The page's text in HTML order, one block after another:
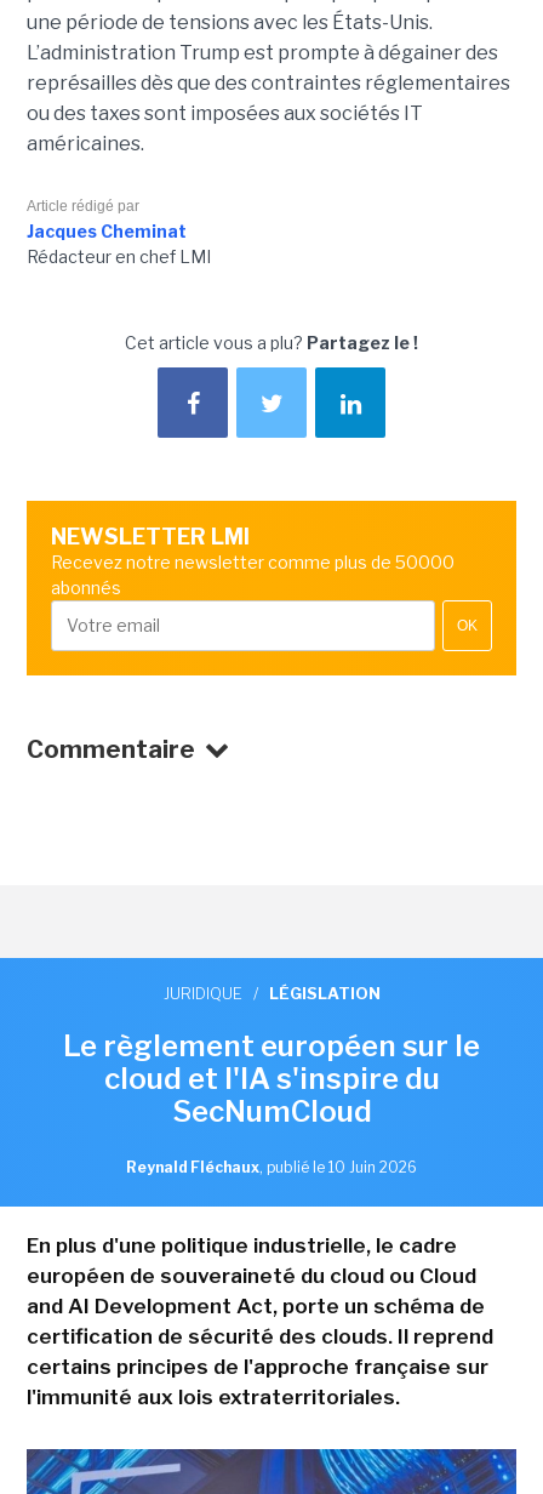
une période de tensions avec les États-Unis.
L’administration Trump est prompte à dégainer des
représailles dès que des contraintes réglementaires
ou des taxes sont imposées aux sociétés IT
américaines.
Article rédigé par
Jacques Cheminat
Rédacteur en chef LMI
Cet article vous a plu? Partagez le !
NEWSLETTER LMI
Recevez notre newsletter comme plus de 50000
abonnés
OK
Commentaire
JURIDIQUE / LÉGISLATION
Le règlement européen sur le
cloud et l'IA s'inspire du
SecNumCloud
Reynald Fléchaux, publié le 10 Juin 2026
En plus d'une politique industrielle, le cadre
européen de souveraineté du cloud ou Cloud
and AI Development Act, porte un schéma de
certification de sécurité des clouds. Il reprend
certains principes de l'approche française sur
l'immunité aux lois extraterritoriales.